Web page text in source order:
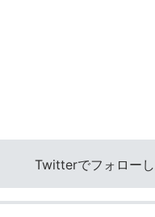
Twitterでフォローし